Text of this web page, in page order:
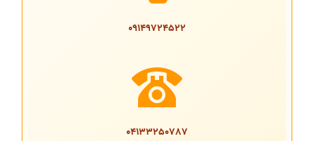
09149724522
04133250787